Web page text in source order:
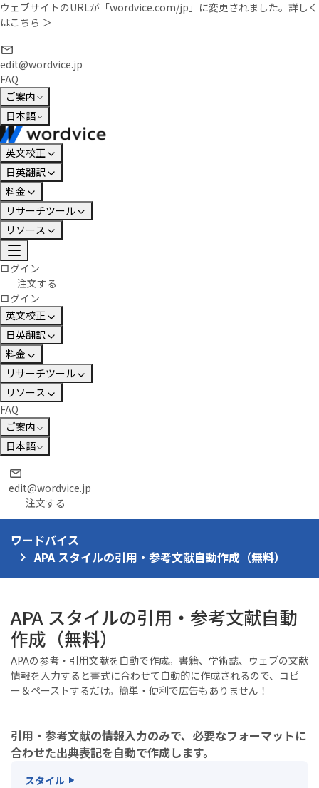
ウェブサイトのURLが「wordvice.com/jp」に変更されました。 詳しく
はこちら ＞
edit@wordvice.jp
FAQ
ご案内
日本語
英文校正
日英翻訳
料金
リサーチツール
リソース
ログイン
注文する
ログイン
英文校正
日英翻訳
料金
リサーチツール
リソース
FAQ
ご案内
日本語
edit@wordvice.jp
注文する
ワードバイス
APA スタイルの引用・参考文献自動作成（無料）
APA スタイルの引用・参考文献自動
作成（無料）
APAの参考・引用文献を自動で作成。書籍、学術誌、ウェブの文献
情報を入力すると書式に合わせて自動的に作成されるので、コピ
ー＆ペーストするだけ。簡単・便利で広告もありません！
引用・参考文献の情報入力のみで、必要なフォーマットに
合わせた出典表記を自動で作成します。
スタイル